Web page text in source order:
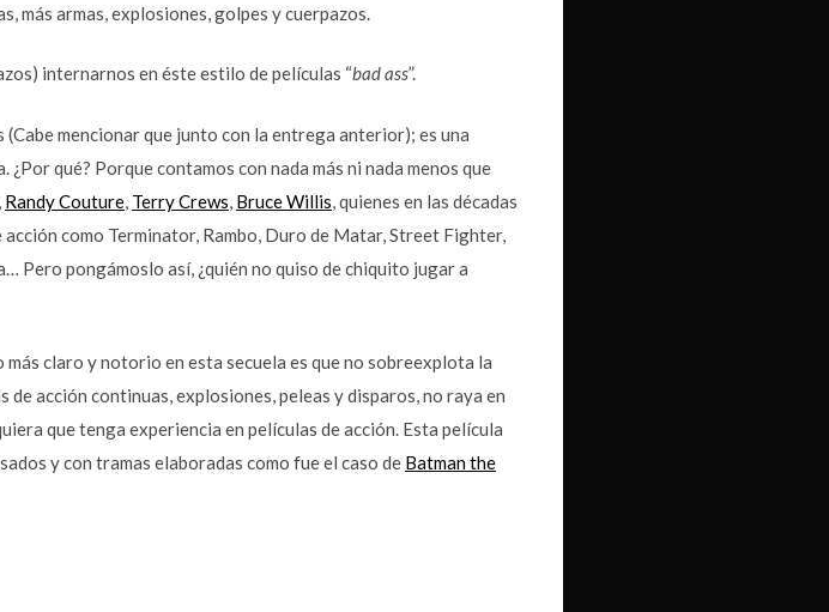
más armas, explosiones, golpes y cuerpazos.
internarnos en éste estilo de películas “bad ass”.
mencionar que junto con la entrega anterior); es una
qué? Porque contamos con nada más ni nada menos que
, Randy Couture, Terry Crews, Bruce Willis, quienes en las décadas
como Terminator, Rambo, Duro de Matar, Street Fighter,
Pero pongámoslo así, ¿quién no quiso de chiquito jugar a
claro y notorio en esta secuela es que no sobreexplota la
de acción continuas, explosiones, peleas y disparos, no raya en
que tenga experiencia en películas de acción. Esta película
y con tramas elaboradas como fue el caso de Batman the